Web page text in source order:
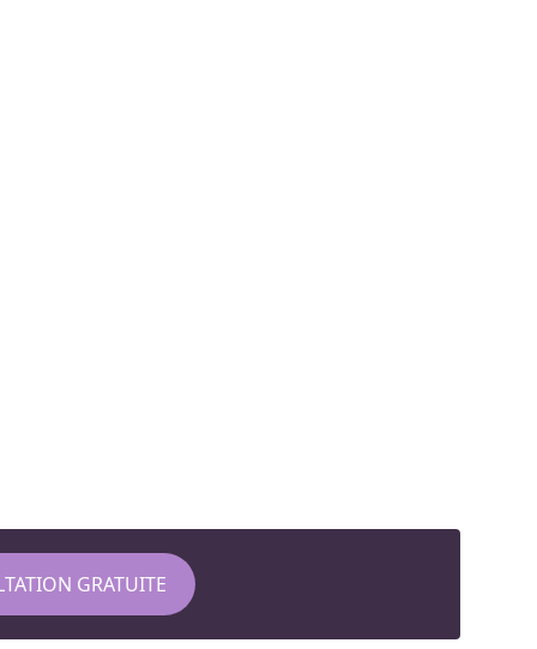
GRATUITE